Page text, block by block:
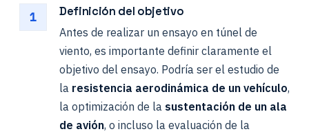
1 Definición del objetivo
Antes de realizar un ensayo en túnel de
viento, es importante definir claramente el
objetivo del ensayo. Podría ser el estudio de
la resistencia aerodinámica de un vehículo,
la optimización de la sustentación de un ala
de avión, o incluso la evaluación de la